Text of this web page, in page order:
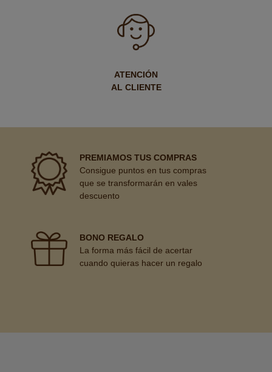
ATENCIÓN
AL CLIENTE
PREMIAMOS TUS COMPRAS
Consigue puntos en tus compras
que se transformarán en vales
descuento
BONO REGALO
La forma más fácil de acertar
cuando quieras hacer un regalo